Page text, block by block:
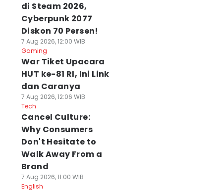
di Steam 2026,
Cyberpunk 2077
Diskon 70 Persen!
7 Aug 2026, 12:00 WIB
Gaming
War Tiket Upacara
HUT ke-81 RI, Ini Link
dan Caranya
7 Aug 2026, 12:06 WIB
Tech
Cancel Culture:
Why Consumers
Don't Hesitate to
Walk Away From a
Brand
7 Aug 2026, 11:00 WIB
English